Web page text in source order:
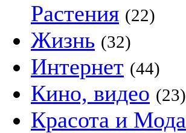
Растения (22)
Жизнь (32)
Интернет (44)
Кино, видео (23)
Красота и Мода